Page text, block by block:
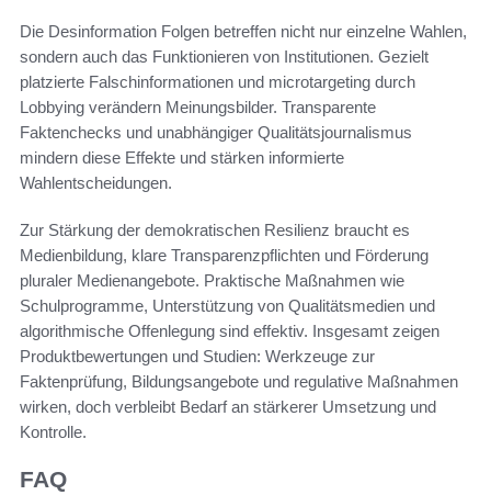
Die Desinformation Folgen betreffen nicht nur einzelne Wahlen,
sondern auch das Funktionieren von Institutionen. Gezielt
platzierte Falschinformationen und microtargeting durch
Lobbying verändern Meinungsbilder. Transparente
Faktenchecks und unabhängiger Qualitätsjournalismus
mindern diese Effekte und stärken informierte
Wahlentscheidungen.
Zur Stärkung der demokratischen Resilienz braucht es
Medienbildung, klare Transparenzpflichten und Förderung
pluraler Medienangebote. Praktische Maßnahmen wie
Schulprogramme, Unterstützung von Qualitätsmedien und
algorithmische Offenlegung sind effektiv. Insgesamt zeigen
Produktbewertungen und Studien: Werkzeuge zur
Faktenprüfung, Bildungsangebote und regulative Maßnahmen
wirken, doch verbleibt Bedarf an stärkerer Umsetzung und
Kontrolle.
FAQ